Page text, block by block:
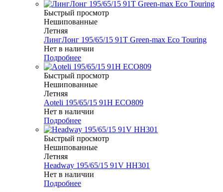
Быстрый просмотр
Нешипованные
Летняя
ЛингЛонг 195/65/15 91T Green-max Eco Touring
Нет в наличии
Подробнее
Быстрый просмотр
Нешипованные
Летняя
Aoteli 195/65/15 91H ECO809
Нет в наличии
Подробнее
Быстрый просмотр
Нешипованные
Летняя
Headway 195/65/15 91V HH301
Нет в наличии
Подробнее